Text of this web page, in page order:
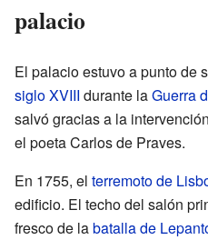
palacio
El palacio estuvo a punto de
siglo XVIII durante laGuerra
salvó gracias a la
el poeta Carlos de Praves.
En 1755, el terremoto de
edificio. El techo del salón
fresco de labatalla de